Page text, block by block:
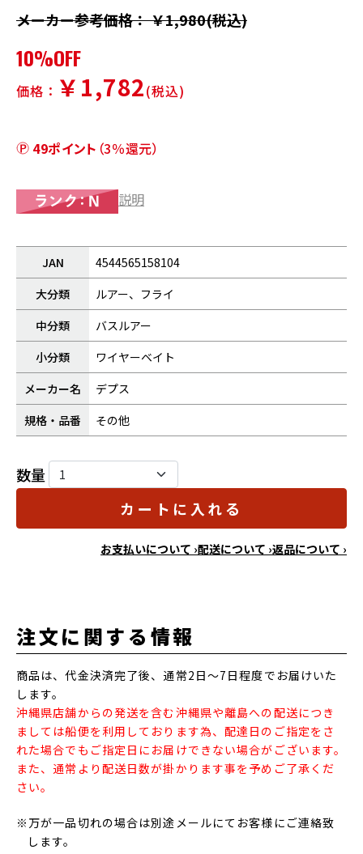
メーカー参考価格： ￥1,980(税込)
10%OFF
価格： ￥1,782(税込)
49ポイント （3％還元）
説明
JAN
4544565158104
大分類
ルアー、フライ
中分類
バスルアー
小分類
ワイヤーベイト
メーカー名
デプス
規格・品番
その他
数量
カートに入れる
お支払いについて ›配送について ›返品について ›
注文に関する情報
商品は、代金決済完了後、通常2日～7日程度でお届けいた
します。
沖縄県店舗からの発送を含む沖縄県や離島への配送につき
ましては船便を利用しております為、配達日のご指定をさ
れた場合でもご指定日にお届けできない場合がございます。
また、通常より配送日数が掛かります事を予めご了承くだ
さい。
※万が一品切れの場合は別途メールにてお客様にご連絡致
します。